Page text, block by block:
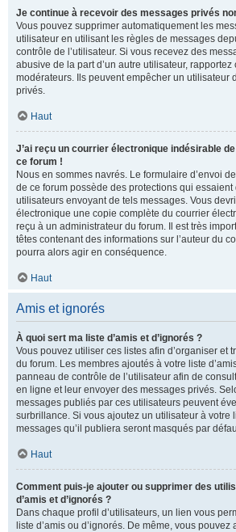
Je continue à recevoir des messages privés
Vous pouvez supprimer automatiquement les
utilisateur en utilisant les règles de messages
contrôle de l’utilisateur. Si vous recevez des
abusive de la part d’un autre utilisateur,
modérateurs. Ils peuvent empêcher un utilisateur
privés.
Haut
J’ai reçu un courrier électronique indésirable
ce forum !
Nous en sommes navrés. Le formulaire d’envoi
de ce forum possède des protections qui essaient
utilisateurs envoyant de tels messages. Vous
électronique une copie complète du courrier
reçu à un administrateur du forum. Il est très
têtes contenant des informations sur l’auteur du
pourra alors agir en conséquence.
Haut
Amis et ignorés
À quoi sert ma liste d’amis et d’ignorés ?
Vous pouvez utiliser ces listes afin d’organiser et
du forum. Les membres ajoutés à votre liste
panneau de contrôle de l’utilisateur afin de
en ligne et leur envoyer des messages privés.
messages publiés par ces utilisateurs peuvent
surbrillance. Si vous ajoutez un utilisateur à votre
messages qu’il publiera seront masqués par
Haut
Comment puis-je ajouter ou supprimer des
d’amis et d’ignorés ?
Dans chaque profil d’utilisateurs, un lien vous
liste d’amis ou d’ignorés. De même, vous